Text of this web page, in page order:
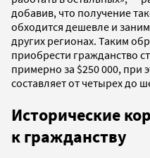
добавив, что получение
обходится дешевле и
других регионах. Таким
приобрести гражданство
примерно за $250 000, при
составляет от четырех до
Исторические
к гражданству